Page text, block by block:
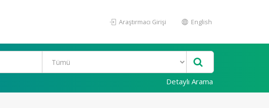
Araştırmacı Girişi English
Detaylı Arama